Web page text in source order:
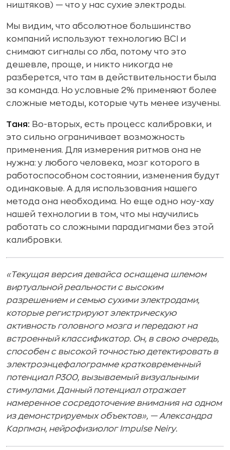
ништяков) — что у нас сухие электроды.
Мы видим, что абсолютное большинство
компаний используют технологию BCI и
снимают сигналы со лба, потому что это
дешевле, проще, и никто никогда не
разберется, что там в действительности была
за команда. Но условные 2% применяют более
сложные методы, которые чуть менее изучены.
Таня: Во-вторых, есть процесс калибровки, и
это сильно ограничивает возможность
применения. Для измерения ритмов она не
нужна: у любого человека, мозг которого в
работоспособном состоянии, изменения будут
одинаковые. А для использования нашего
метода она необходима. Но еще одно ноу-хау
нашей технологии в том, что мы научились
работать со сложными парадигмами без этой
калибровки.
«Текущая версия девайса оснащена шлемом
виртуальной реальности с высоким
разрешением и семью сухими электродами,
которые регистрируют электрическую
активность головного мозга и передают на
встроенный классификатор. Он, в свою очередь,
способен с высокой точностью детектировать в
электроэнцефалограмме кратковременный
потенциал Р300, вызываемый визуальными
стимулами. Данный потенциал отражает
намеренное сосредоточение внимания на одном
из демонстрируемых объектов», — Александра
Карпман, нейрофизиолог Impulse Neiry.